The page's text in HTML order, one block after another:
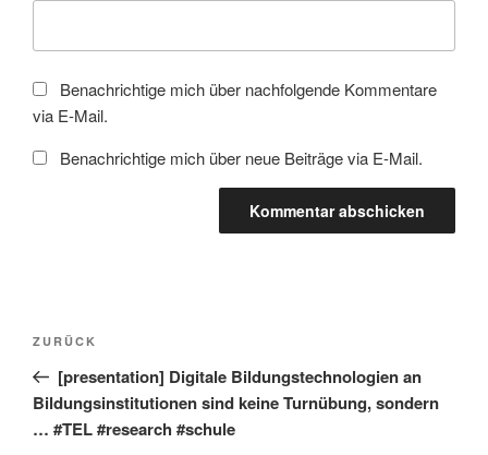
Benachrichtige mich über nachfolgende Kommentare
via E-Mail.
Benachrichtige mich über neue Beiträge via E-Mail.
Beitragsnavigation
Vorheriger
Beitrag
ZURÜCK
[presentation] Digitale Bildungstechnologien an
Bildungsinstitutionen sind keine Turnübung, sondern
… #TEL #research #schule